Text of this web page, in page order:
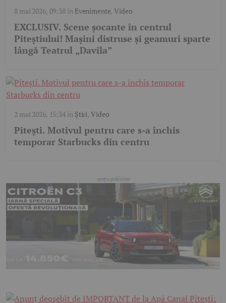
8 mai 2026, 09:38în Evenimente,Video
EXCLUSIV. Scene șocante în centrul
Piteștiului! Mașini distruse și geamuri sparte
lângă Teatrul „Davila”
2 mai 2026, 15:34în Știri,Video
Pitești. Motivul pentru care s-a închis
temporar Starbucks din centru